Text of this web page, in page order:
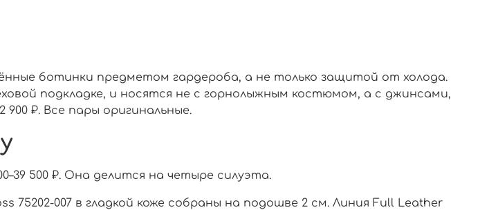
ботинки предметом гардероба, а не только защитой от холода.
подкладке, и носятся не с горнолыжным костюмом, а с джинсами,
900 ₽. Все пары оригинальные.
500 ₽. Она делится на четыре силуэта.
75202-007 в гладкой коже собраны на подошве 2 см. Линия Full Leather